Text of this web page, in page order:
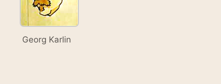
Georg Karlin